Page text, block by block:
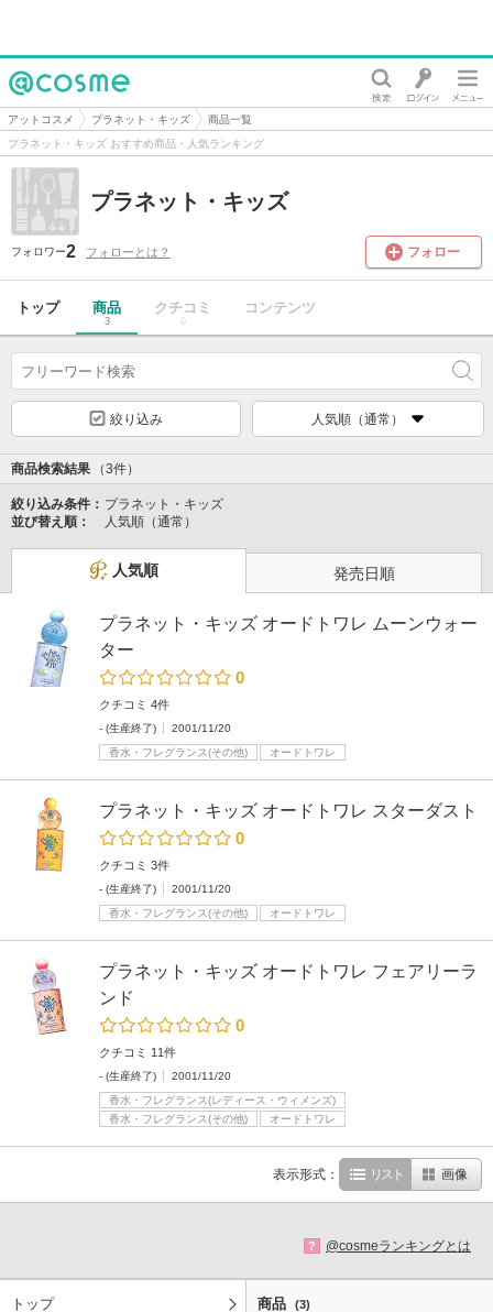
@cosme
アットコスメ プラネット・キッズ
商品一覧
プラネット・キッズ おすすめ商品・人気ランキング
プラネット・キッズ
フォロワー2 フォローとは？ フォロー
トップ 商品
3
クチコミ
0
コンテンツ
絞り込み 人気順（通常）
商品検索結果 （3件）
絞り込み条件： プラネット・キッズ
並び替え順：
人気順（通常）
人気順 発売日順
プラネット・キッズ オードトワレ ムーンウォー
ター
0
クチコミ 4件
- (生産終了)
2001/11/20
香水・フレグランス(その他)
オードトワレ
プラネット・キッズ オードトワレ スターダスト
0
クチコミ 3件
- (生産終了)
2001/11/20
香水・フレグランス(その他)
オードトワレ
プラネット・キッズ オードトワレ フェアリーラ
ンド
0
クチコミ 11件
- (生産終了)
2001/11/20
香水・フレグランス(レディース・ウィメンズ)
香水・フレグランス(その他)
オードトワレ
表示形式： リスト 画像
? @cosmeランキングとは
トップ 商品 (3)